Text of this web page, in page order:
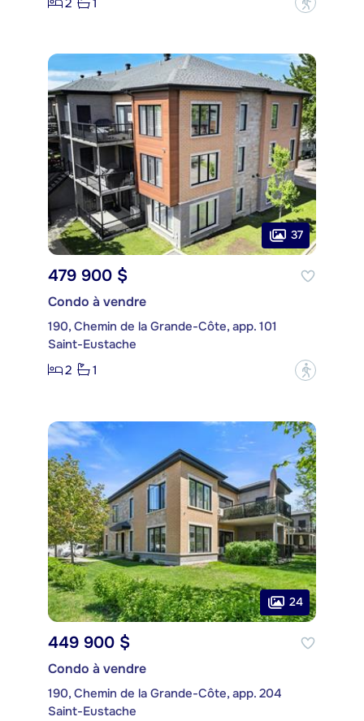
37
479 900 $
Condo à vendre
190, Chemin de la Grande-Côte, app. 101
Saint-Eustache
2
1 ?
24
449 900 $
Condo à vendre
190, Chemin de la Grande-Côte, app. 204
Saint-Eustache